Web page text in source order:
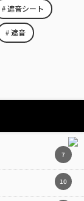
遮音シート
遮音
7
10